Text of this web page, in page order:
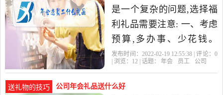
是一个复杂的问题,选择福
利礼品需要注意: 一、考虑
预算,多办事、少花钱。
二、员工满意,发放员工喜
发布时间：2022-02-19 12:55:38 | 评论： 0
| 浏览： 12 | 话题： 年会 员工 公司
送礼物的技巧 公司年会礼品送什么好